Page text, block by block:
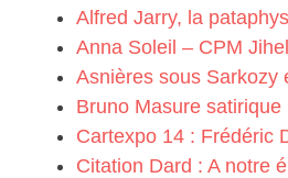
Alfred Jarry, la
Anna Soleil – CPM Jihel
Asnières sous Sarkozy
Bruno Masure satirique
Cartexpo 14 : Frédéric
Citation Dard : A notre